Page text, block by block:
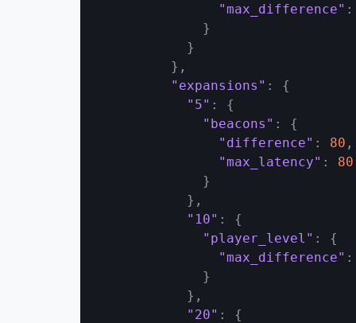
"max_difference" :
}
}
} ,
"expansions" :
{
"5" :
{
"beacons" :
{
"difference" : 80 ,
"max_latency" :
80
}
} ,
"10" :
{
"player_level" :
{
"max_difference" :
}
} ,
"20" :
{